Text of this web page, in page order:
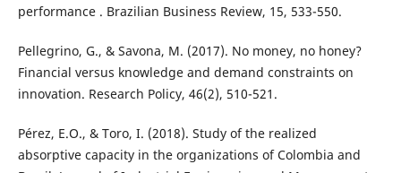
performance . Brazilian Business Review, 15, 533-550.
Pellegrino, G., & Savona, M. (2017). No money, no honey?
Financial versus knowledge and demand constraints on
innovation. Research Policy, 46(2), 510-521.
Pérez, E.O., & Toro, I. (2018). Study of the realized
absorptive capacity in the organizations of Colombia and